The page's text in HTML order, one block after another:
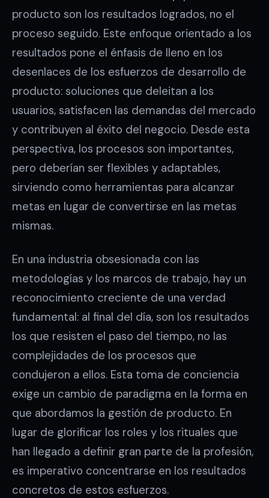
producto son los resultados logrados, no el
proceso seguido. Este enfoque orientado a los
resultados pone el énfasis de lleno en los
desenlaces de los esfuerzos de desarrollo de
producto: soluciones que deleitan a los
usuarios, satisfacen las demandas del mercado
y contribuyen al éxito del negocio. Desde esta
perspectiva, los procesos son importantes,
pero deberían ser flexibles y adaptables,
sirviendo como herramientas para alcanzar
metas en lugar de convertirse en las metas
mismas.
En una industria obsesionada con las
metodologías y los marcos de trabajo, hay un
reconocimiento creciente de una verdad
fundamental: al final del día, son los resultados
los que resisten el paso del tiempo, no las
complejidades de los procesos que
condujeron a ellos. Esta toma de conciencia
exige un cambio de paradigma en la forma en
que abordamos la gestión de producto. En
lugar de glorificar los roles y los rituales que
han llegado a definir gran parte de la profesión,
es imperativo concentrarse en los resultados
concretos de estos esfuerzos.